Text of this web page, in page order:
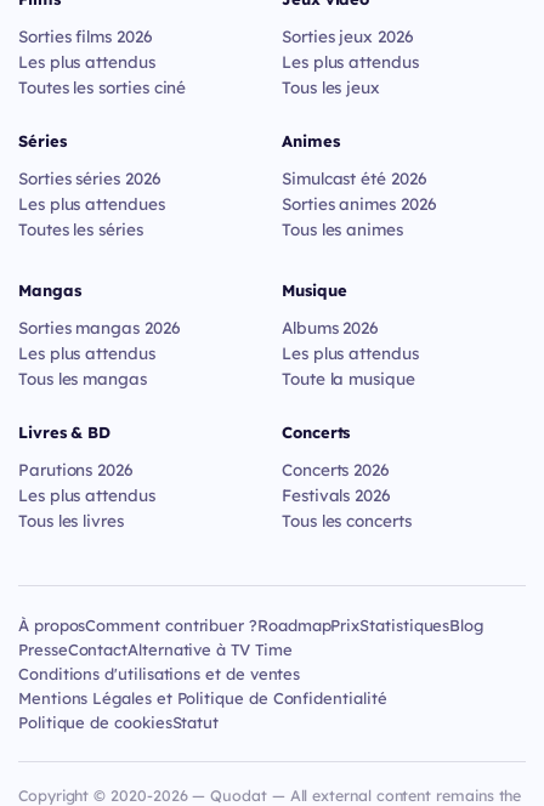
Sorties films 2026
Les plus attendus
Toutes les sorties ciné
Séries
Sorties séries 2026
Les plus attendues
Toutes les séries
Sorties jeux 2026
Les plus attendus
Tous les jeux
Animes
Simulcast été 2026
Sorties animes 2026
Tous les animes
Mangas
Sorties mangas 2026
Les plus attendus
Tous les mangas
Livres & BD
Parutions 2026
Les plus attendus
Tous les livres
Musique
Albums 2026
Les plus attendus
Toute la musique
Concerts
Concerts 2026
Festivals 2026
Tous les concerts
À proposComment contribuer ?RoadmapPrixStatistiquesBlog
PresseContactAlternative à TV Time
Conditions d'utilisations et de ventes
Mentions Légales et Politique de Confidentialité
Politique de cookiesStatut
Copyright © 2020-2026 — Quodat — All external content remains the